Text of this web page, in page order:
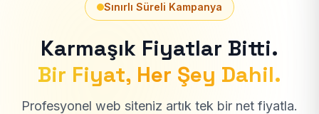
Sınırlı Süreli Kampanya
Karmaşık Fiyatlar Bitti.
Bir Fiyat, Her Şey Dahil.
Profesyonel web siteniz artık tek bir net fiyatla.